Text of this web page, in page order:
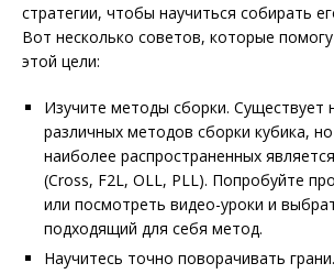
стратегии, чтобы научиться собирать
Вот несколько советов, которые
этой цели:
Изучите методы сборки. Существует
различных методов сборки кубика,
наиболее распространенных
(Cross, F2L, OLL, PLL). Попробуйте
или посмотреть видео-уроки и
подходящий для себя метод.
Научитесь точно поворачивать